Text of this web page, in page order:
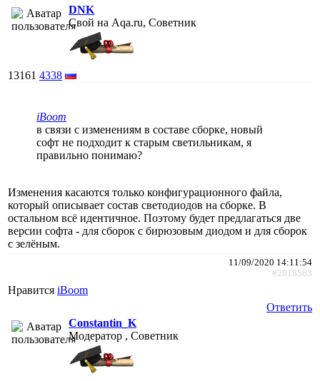
DNK
Свой на Aqa.ru, Советник
13161 4338
iBoom
в связи с изменениям в составе сборке, новый
софт не подходит к старым светильникам, я
правильно понимаю?
Изменения касаются только конфигурационного файла,
который описывает состав светодиодов на сборке. В
остальном всё идентичное. Поэтому будет предлагаться две
версии софта - для сборок с бирюзовым диодом и для сборок
с зелёным.
11/09/2020 14:11:54
#2818563
Нравится iBoom
Ответить
Constantin_K
Модератор , Советник